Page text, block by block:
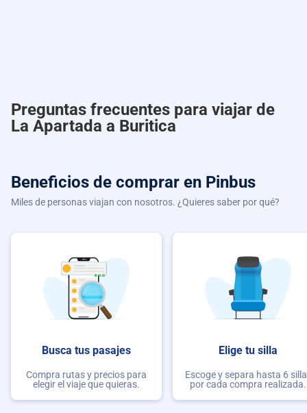
Preguntas frecuentes para viajar de
La Apartada a Buritica
Beneficios de comprar en Pinbus
Miles de personas viajan con nosotros. ¿Quieres saber por qué?
Busca tus pasajes
Compra rutas y precios para
elegir el viaje que quieras.
Elige tu silla
Escoge y separa hasta 6
por cada compra realizada.